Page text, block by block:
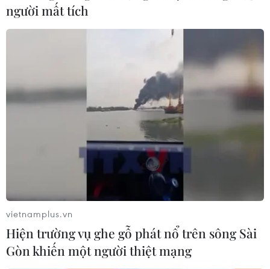
#Ngân hàng Standard Chartered
#hoạt động đầu tư
#trung tâm tài chính quốc tế
#đầu tư trực tiếp nước ngoài
người mất tích
vietnamplus.vn
Hiện trường vụ ghe gỗ phát nổ trên sông Sài
Gòn khiến một người thiệt mạng